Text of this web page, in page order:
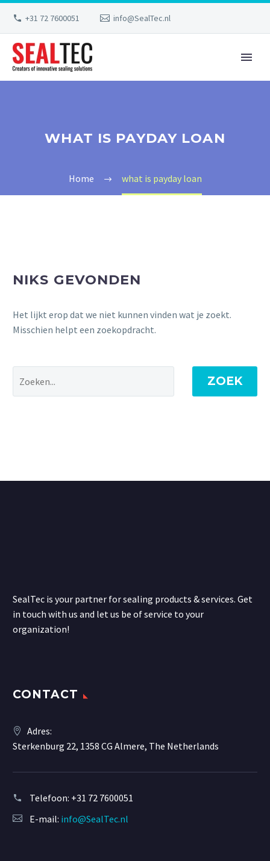
+31 72 7600051 info@SealTec.nl
WHAT IS PAYDAY LOAN
Home what is payday loan
NIKS GEVONDEN
Het lijkt erop dat we niet kunnen vinden wat je zoekt.
Misschien helpt een zoekopdracht.
ZOEK
SealTec is your partner for sealing products & services. Get
in touch with us and let us be of service to your
organization!
CONTACT
Adres:
Sterkenburg 22, 1358 CG Almere, The Netherlands
Telefoon: +31 72 7600051
E-mail: info@SealTec.nl